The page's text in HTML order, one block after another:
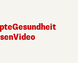
Gesundheit
Video